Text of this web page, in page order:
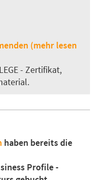
(mehr lesen
- Zertifikat,
haben bereits die
Profile -